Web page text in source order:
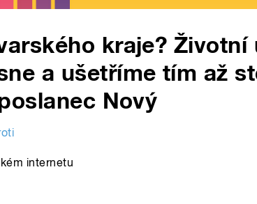
kraje? Životní
a ušetříme tím až
Nový
internetu